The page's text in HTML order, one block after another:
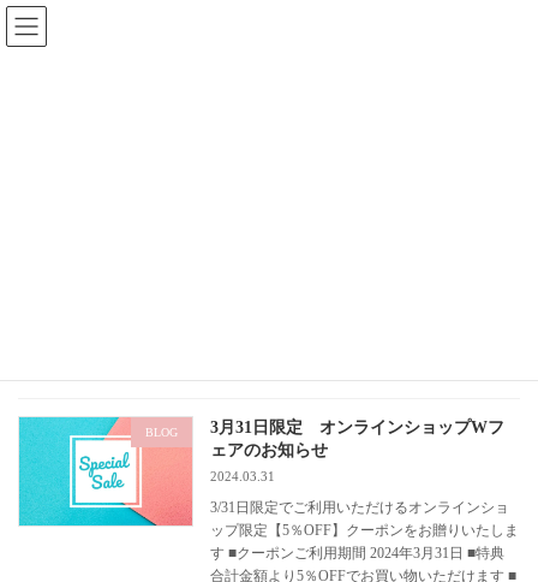
コ
ン
テ
ナ
ビ
ゲ
BLOG
3月31日限定 オンラインショップWフ
ェアのお知らせ
2024.03.31
3/31日限定でご利用いただけるオンラインショ
ップ限定【5％OFF】クーポンをお贈りいたしま
す ■クーポンご利用期間 2024年3月31日 ■特典
合計金額より5％OFFでお買い物いただけます ■